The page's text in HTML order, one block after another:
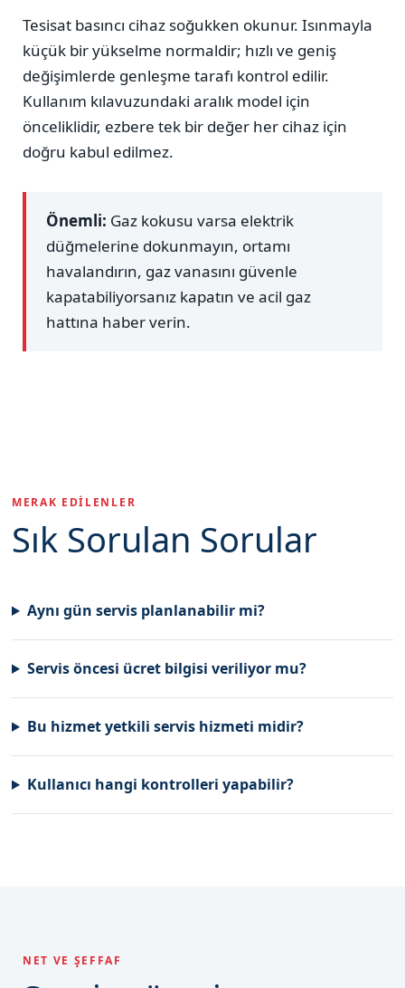
Tesisat basıncı cihaz soğukken okunur. Isınmayla
küçük bir yükselme normaldir; hızlı ve geniş
değişimlerde genleşme tarafı kontrol edilir.
Kullanım kılavuzundaki aralık model için
önceliklidir, ezbere tek bir değer her cihaz için
doğru kabul edilmez.
Önemli: Gaz kokusu varsa elektrik
düğmelerine dokunmayın, ortamı
havalandırın, gaz vanasını güvenle
kapatabiliyorsanız kapatın ve acil gaz
hattına haber verin.
MERAK EDILENLER
Sık Sorulan Sorular
Aynı gün servis planlanabilir mi?
Servis öncesi ücret bilgisi veriliyor mu?
Bu hizmet yetkili servis hizmeti midir?
Kullanıcı hangi kontrolleri yapabilir?
NET VE ŞEFFAF